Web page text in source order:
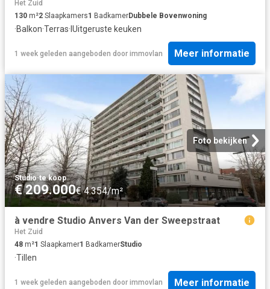
Het Zuid
130 m²2 Slaapkamers1 BadkamerDubbele Bovenwoning
·Balkon·Terras· IUitgeruste keuken
1 week geleden aangeboden door immovlan Meer informatie
Foto bekijken
Studio·te koop
€ 209.000€ 4.354/m²
à vendre Studio Anvers Van der Sweepstraat
Het Zuid
48 m²1 Slaapkamer1 BadkamerStudio
·Tillen
1 week geleden aangeboden door immovlan Meer informatie